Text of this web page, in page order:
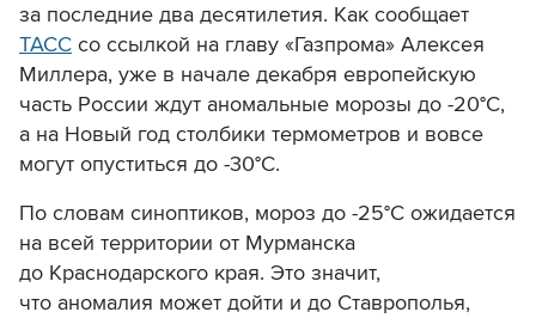
за последние два десятилетия. Как сообщает
ТАСС со ссылкой на главу «Газпрома» Алексея
Миллера, уже в начале декабря европейскую
часть России ждут аномальные морозы до -20°С,
а на Новый год столбики термометров и вовсе
могут опуститься до -30°С.
По словам синоптиков, мороз до -25°С ожидается
на всей территории от Мурманска
до Краснодарского края. Это значит,
что аномалия может дойти и до Ставрополья,